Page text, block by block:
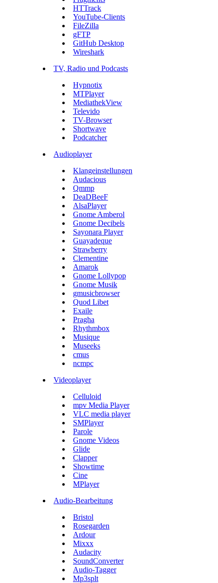
HTTrack
YouTube-Clients
FileZilla
gFTP
GitHub Desktop
Wireshark
TV, Radio und Podcasts
Hypnotix
MTPlayer
MediathekView
Televido
TV-Browser
Shortwave
Podcatcher
Audioplayer
Klangeinstellungen
Audacious
Qmmp
DeaDBeeF
AlsaPlayer
Gnome Amberol
Gnome Decibels
Sayonara Player
Guayadeque
Strawberry
Clementine
Amarok
Gnome Lollypop
Gnome Musik
gmusicbrowser
Quod Libet
Exaile
Pragha
Rhythmbox
Musique
Museeks
cmus
ncmpc
Videoplayer
Celluloid
mpv Media Player
VLC media player
SMPlayer
Parole
Gnome Videos
Glide
Clapper
Showtime
Cine
MPlayer
Audio-Bearbeitung
Bristol
Rosegarden
Ardour
Mixxx
Audacity
SoundConverter
Audio-Tagger
Mp3splt